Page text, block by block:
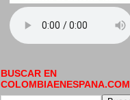
BUSCAR EN
COLOMBIAENESPANA.COM